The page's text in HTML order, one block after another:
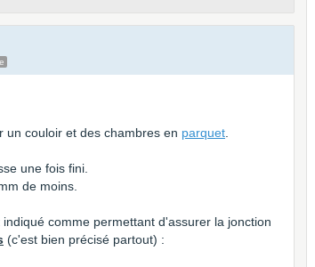
un couloir et des chambres en parquet
une fois fini.
de moins.
indiqué comme permettant d'assurer la jonction
(c'est bien précisé partout) :